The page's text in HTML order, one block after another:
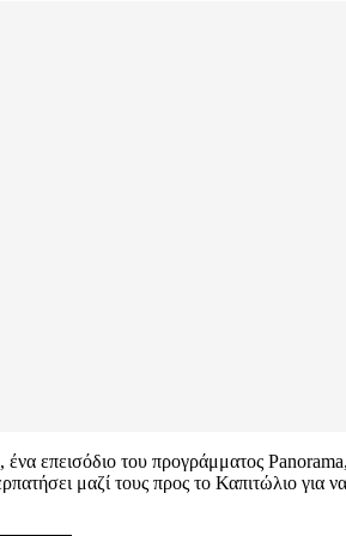
επεισόδιο του προγράμματος
μαζί τους προς το Καπιτώλιο για να